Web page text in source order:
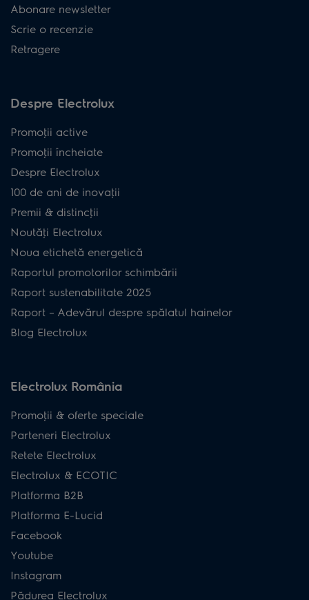
Abonare newsletter
Scrie o recenzie
Retragere
Despre Electrolux
Promoţii active
Promoţii încheiate
Despre Electrolux
100 de ani de inovaţii
Premii & distincţii
Noutăţi Electrolux
Noua etichetă energetică
Raportul promotorilor schimbării
Raport sustenabilitate 2025
Raport – Adevărul despre spălatul hainelor
Blog Electrolux
Electrolux România
Promoţii & oferte speciale
Parteneri Electrolux
Retete Electrolux
Electrolux & ECOTIC
Platforma B2B
Platforma E-Lucid
Facebook
Youtube
Instagram
Pădurea Electrolux